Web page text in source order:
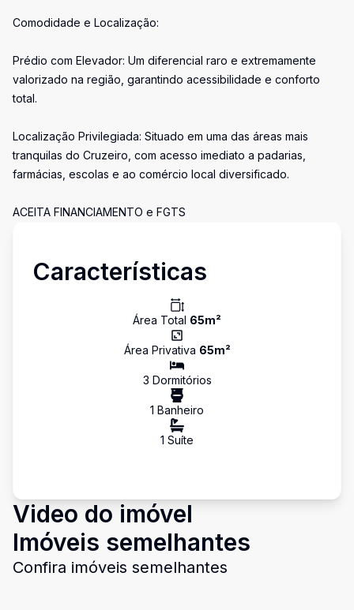
Comodidade e Localização:
Prédio com Elevador: Um diferencial raro e extremamente
valorizado na região, garantindo acessibilidade e conforto
total.
Localização Privilegiada: Situado em uma das áreas mais
tranquilas do Cruzeiro, com acesso imediato a padarias,
farmácias, escolas e ao comércio local diversificado.
ACEITA FINANCIAMENTO e FGTS
Características
Área Total 65m²
Área Privativa 65m²
3 Dormitórios
1 Banheiro
1 Suíte
Video do imóvel
Imóveis semelhantes
Confira imóveis semelhantes